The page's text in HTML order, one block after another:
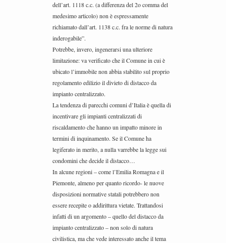
dell’art. 1118 c.c. (a differenza del 2o comma del
medesimo articolo) non è espressamente
richiamato dall’art. 1138 c.c. fra le norme di natura
inderogabile”.
Potrebbe, invero, ingenerarsi una ulteriore
limitazione: va verificato che il Comune in cui è
ubicato l’immobile non abbia stabilito sul proprio
regolamento edilizio il divieto di distacco da
impianto centralizzato.
La tendenza di parecchi comuni d’Italia è quella di
incentivare gli impianti centralizzati di
riscaldamento che hanno un impatto minore in
termini di inquinamento. Se il Comune ha
legiferato in merito, a nulla varrebbe la legge sui
condomini che decide il distacco…
In alcune regioni – come l’Emilia Romagna e il
Piemonte, almeno per quanto ricordo- le nuove
disposizioni normative statali potrebbero non
essere recepite o addirittura vietate. Trattandosi
infatti di un argomento – quello del distacco da
impianto centralizzato – non solo di natura
civilistica, ma che vede interessato anche il tema